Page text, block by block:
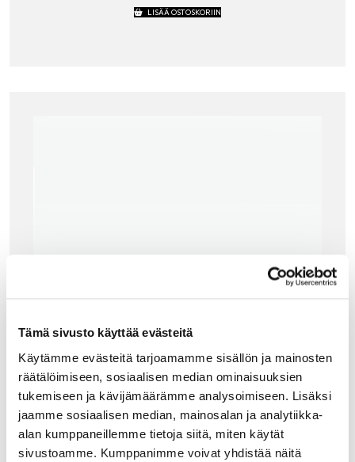
Tämä sivusto käyttää evästeitä
Käytämme evästeitä tarjoamamme sisällön ja mainosten
räätälöimiseen, sosiaalisen median ominaisuuksien
tukemiseen ja kävijämäärämme analysoimiseen. Lisäksi
jaamme sosiaalisen median, mainosalan ja analytiikka-
alan kumppaneillemme tietoja siitä, miten käytät
sivustoamme. Kumppanimme voivat yhdistää näitä
LISÄÄ OSTOSKORIIN
ALESSI
ALESSI KALAVATI JA TARJOILULAUTANEN 7
0CM, TERÄS